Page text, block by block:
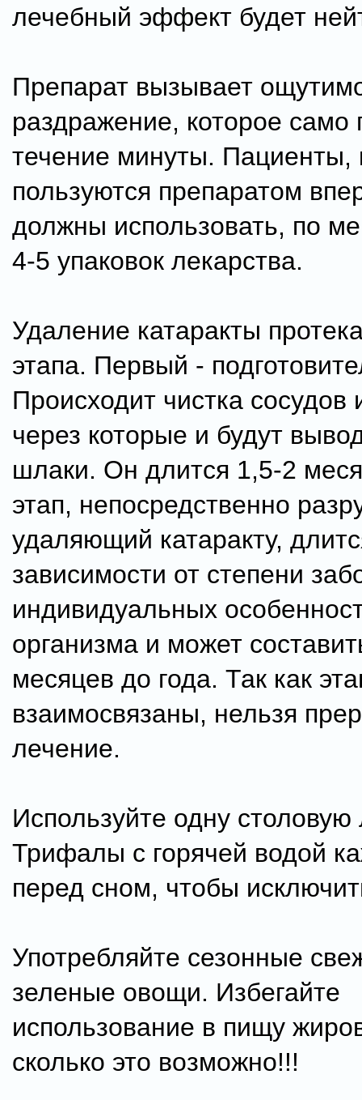
лечебный эффект будет
Препарат вызывает
раздражение, которое само
течение минуты. Пациенты,
пользуются препаратом
должны использовать, по
4-5 упаковок лекарства.
Удаление катаракты
этапа. Первый -
Происходит чистка сосудов
через которые и будут
шлаки. Он длится 1,5-2
этап, непосредственно
удаляющий катаракту,
зависимости от степени
индивидуальных
организма и может
месяцев до года. Так как
взаимосвязаны, нельзя
лечение.
Используйте одну столовую
Трифалы с горячей водой
перед сном, чтобы
Употребляйте сезонные
зеленые овощи. Избегайте
использование в пищу
сколько это возможно!!!